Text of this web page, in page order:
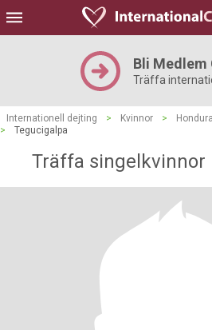
Bli Medlem
Träffa
Internationell dejting > Kvinnor >
>
Tegucigalpa
Träffa singelkvinnor